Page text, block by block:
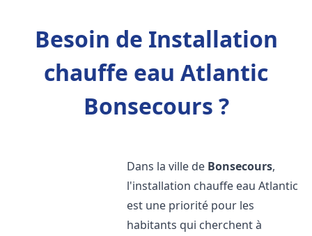
Besoin de Installation
chauffe eau Atlantic
Bonsecours ?
Dans la ville de Bonsecours,
l'installation chauffe eau Atlantic
est une priorité pour les
habitants qui cherchent à